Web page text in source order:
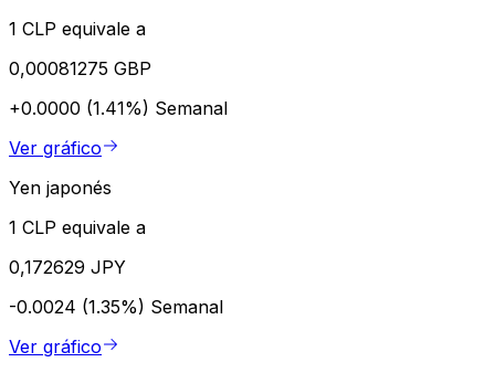
1 CLP equivale a
0,00081275 GBP
+0.0000 (1.41%) Semanal
Ver gráfico
Yen japonés
1 CLP equivale a
0,172629 JPY
-0.0024 (1.35%) Semanal
Ver gráfico